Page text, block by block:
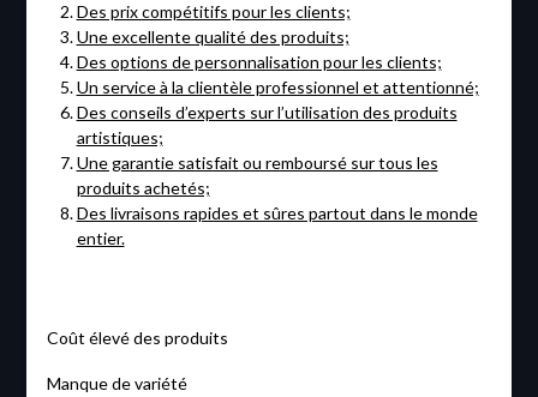
Des prix compétitifs pour les clients;
Une excellente qualité des produits;
Des options de personnalisation pour les clients;
Un service à la clientèle professionnel et attentionné;
Des conseils d’experts sur l’utilisation des produits
artistiques;
Une garantie satisfait ou remboursé sur tous les
produits achetés;
Des livraisons rapides et sûres partout dans le monde
entier.
Coût élevé des produits
Manque de variété